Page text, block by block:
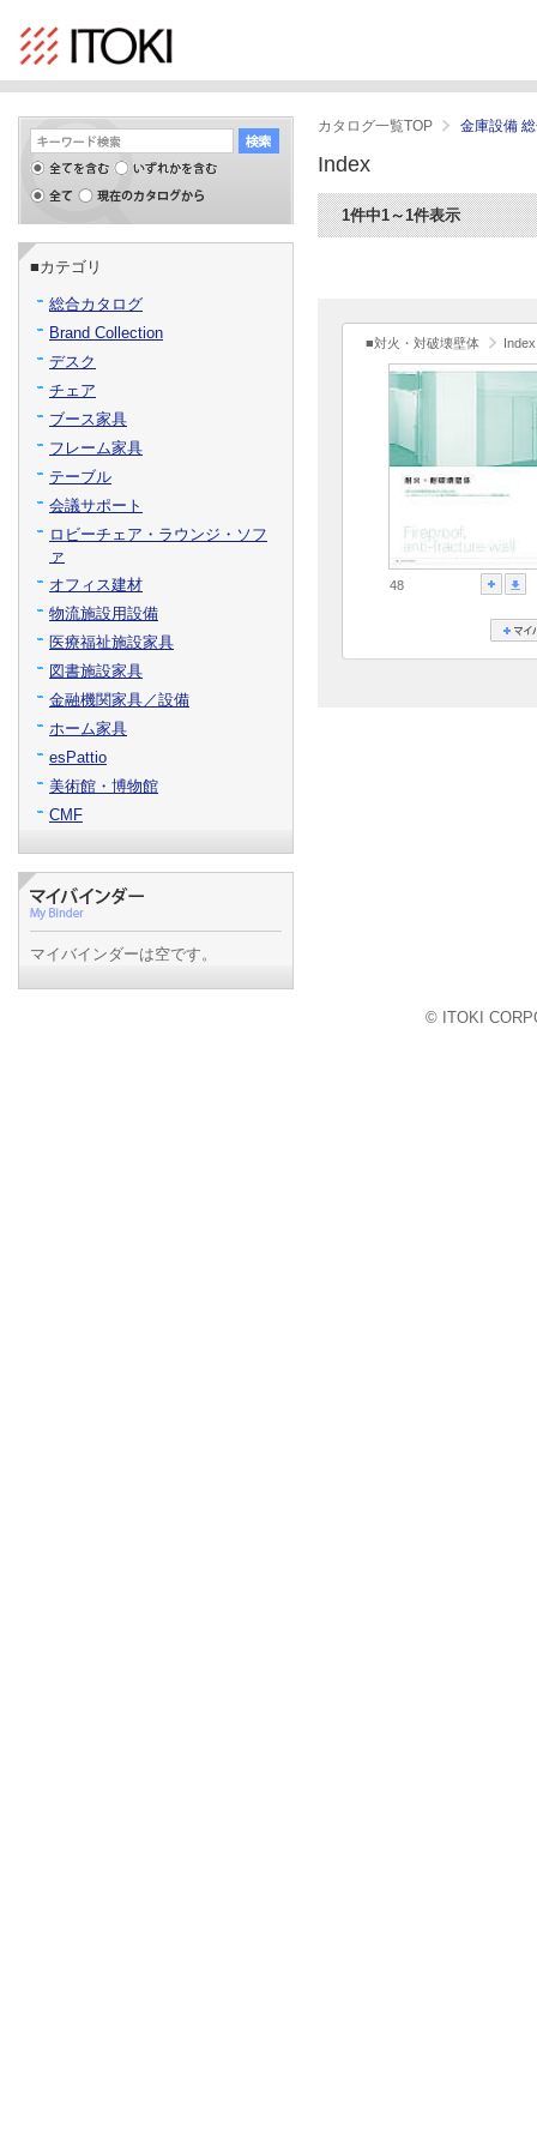
カタログ一覧TOP 金庫設備
Index
1件中1～1件表示
■対火・対破壊壁体 Index
48
■カテゴリ
総合カタログ
Brand Collection
デスク
チェア
ブース家具
フレーム家具
テーブル
会議サポート
ロビーチェア・ラウンジ・ソフ
ァ
オフィス建材
物流施設用設備
医療福祉施設家具
図書施設家具
金融機関家具／設備
ホーム家具
esPattio
美術館・博物館
CMF
マイバインダーは空です。
© ITOKI